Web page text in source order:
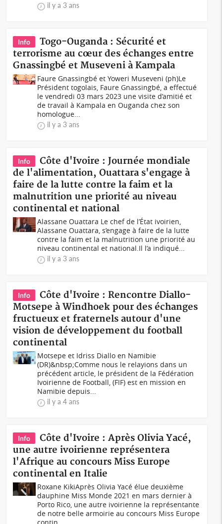
il y a 3 ans
Info
Togo-Ouganda : Sécurité et
terrorisme au cœur des échanges entre
Gnassingbé et Museveni à Kampala
Faure Gnassingbé et Yoweri Museveni (ph)Le
Président togolais, Faure Gnassingbé, a effectué
le vendredi 03 mars 2023 une visite d’amitié et
de travail à Kampala en Ouganda chez son
homologue...
il y a 3 ans
Info
Côte d'Ivoire : Journée mondiale
de l'alimentation, Ouattara s'engage à
faire de la lutte contre la faim et la
malnutrition une priorité au niveau
continental et national
Alassane Ouattara Le chef de l’État ivoirien,
Alassane Ouattara, s’engage à faire de la lutte
contre la faim et la malnutrition une priorité au
niveau continental et national.Il l’a indiqué...
il y a 3 ans
Info
Côte d'Ivoire : Rencontre Diallo-
Motsepe à Windhoek pour des échanges
fructueux et fraternels autour d'une
vision de développement du football
continental
Motsepe et Idriss Diallo en Namibie
(DR)&nbsp;Comme nous le relayions dans un
précédent article, le président de la Fédération
Ivoirienne de Football, (FIF) est en mission en
Namibie depuis...
il y a 4 ans
Info
Côte d'Ivoire : Après Olivia Yacé,
une autre ivoirienne représentera
l'Afrique au concours Miss Europe
continental en Italie
Roxane KikiAprès Olivia Yacé élue deuxième
dauphine Miss Monde 2021 en mars dernier à
Porto Rico, une autre ivoirienne la représentante
de notre belle armoirie au concours Miss Europe